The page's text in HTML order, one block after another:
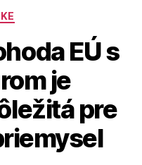
EÚ s
je
pre